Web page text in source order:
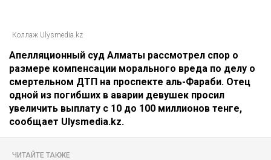
Коллаж Ulysmedia.kz
Апелляционный суд Алматы рассмотрел спор о
размере компенсации морального вреда по делу о
смертельном ДТП на проспекте аль-Фараби. Отец
одной из погибших в аварии девушек просил
увеличить выплату с 10 до 100 миллионов тенге,
сообщает Ulysmedia.kz.
ЧИТАЙТЕ ТАКЖЕ